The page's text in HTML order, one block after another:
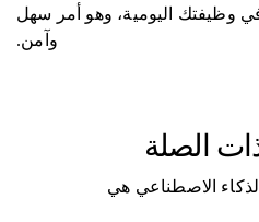
وظيفتك اليومية، وهو أمر سهل
وآمن.
الصلة
الاصطناعي هي